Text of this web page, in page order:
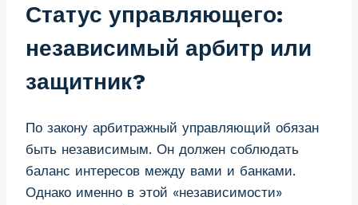
Статус управляющего:
независимый арбитр или
защитник?
По закону арбитражный управляющий обязан
быть независимым. Он должен соблюдать
баланс интересов между вами и банками.
Однако именно в этой «независимости»